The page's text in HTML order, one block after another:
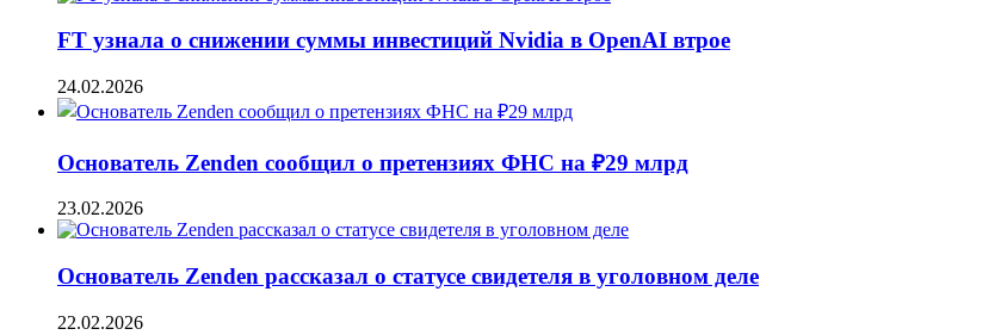
FT узнала о снижении суммы инвестиций Nvidia в OpenAI втрое
24.02.2026
Основатель Zenden сообщил о претензиях ФНС на ₽29 млрд
23.02.2026
Основатель Zenden рассказал о статусе свидетеля в уголовном деле
22.02.2026